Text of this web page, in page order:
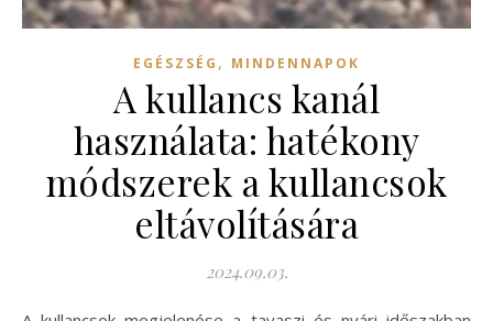
EGÉSZSÉG , MINDENNAPOK
A kullancs kanál
használata: hatékony
módszerek a kullancsok
eltávolítására
2024.09.03.